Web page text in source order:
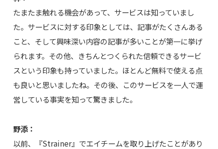
たまたま触れる機会があって、サービスは知っていまし
た。サービスに対する印象としては、記事がたくさんある
こと、そして興味深い内容の記事が多いことが第一に挙げ
られます。その他、きちんとつくられた信頼できるサービ
スという印象も持っていました。ほとんど無料で使える点
も良いと思いましたね。その後、このサービスを一人で運
営している事実を知って驚きました。
野添：
以前、『Strainer』でエイチームを取り上げたことがあり